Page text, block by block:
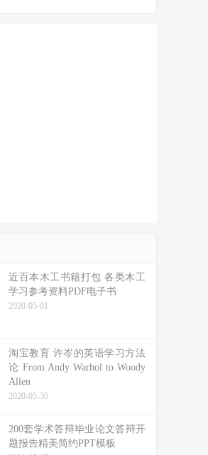
近百本木工书籍打包 各类木工
学习参考资料PDF电子书
2020-05-01
淘宝教育 许岑的英语学习方法
论 From Andy Warhol to Woody
Allen
2020-05-30
200套学术答辩毕业论文答辩开
题报告精美简约PPT模板